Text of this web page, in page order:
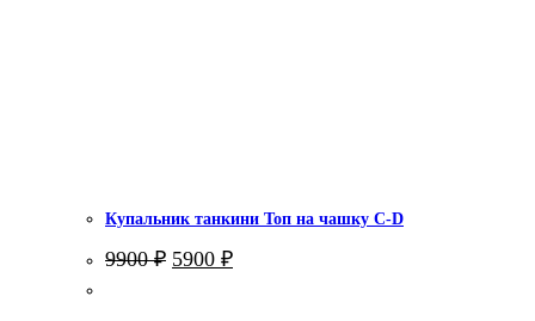
Купальник танкини Топ на чашку С-D
9900₽ Первоначальная
цена
5900 ₽Текущая
цена: